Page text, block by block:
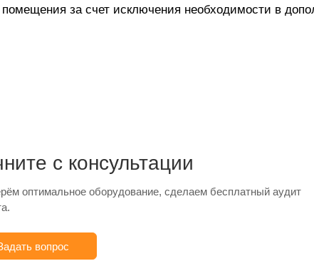
за счет исключения необходимости в
с консультации
оптимальное оборудование, сделаем бесплатный аудит
вопрос